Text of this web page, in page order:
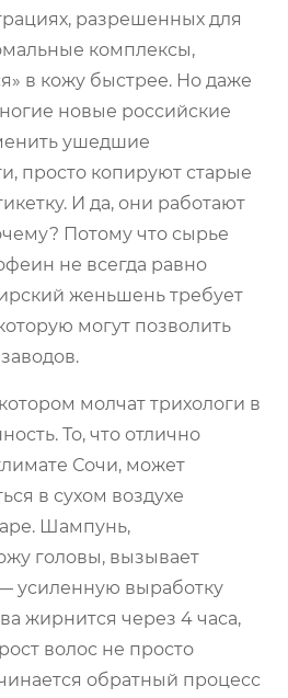
разрешенных для
комплексы,
в кожу быстрее. Но даже
новые российские
ушедшие
просто копируют старые
И да, они работают
Потому что сырье
не всегда равно
женьшень требует
могут позволить
молчат трихологи в
То, что отлично
Сочи, может
в сухом воздухе
Шампунь,
головы, вызывает
усиленную выработку
жирнится через 4 часа,
волос не просто
обратный процесс